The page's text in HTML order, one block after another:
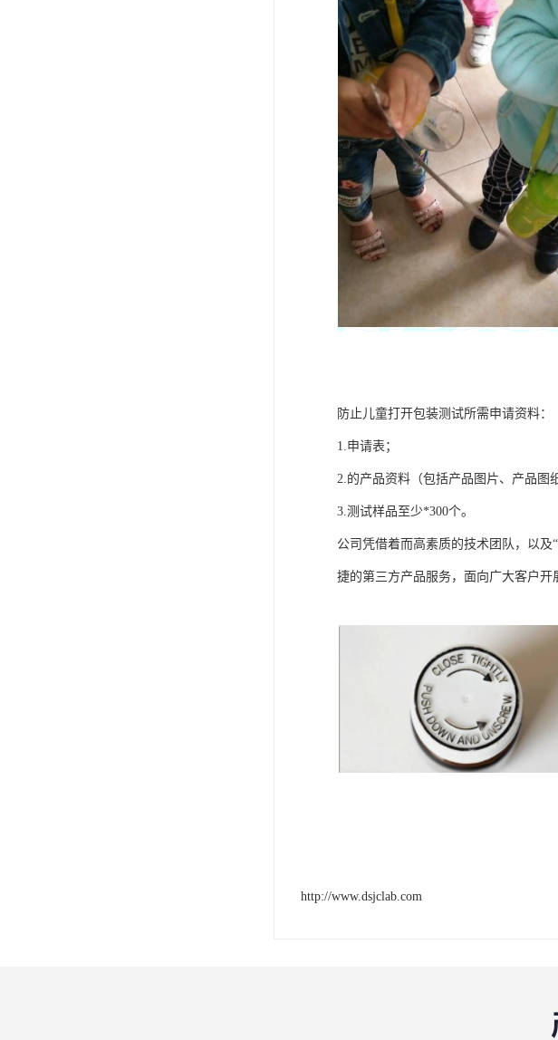
防止儿童打开包装测试所需申请资料：
1.申请表；
2.的产品资料（包括产品图片、产品图
3.测试样品至少*300个。
公司凭借着而高素质的技术团队，以及
捷的第三方产品服务，面向广大客户开
http://www.dsjclab.com